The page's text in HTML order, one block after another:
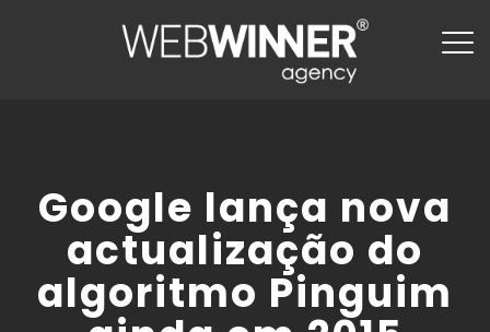
Google lança nova
actualização do
algoritmo Pinguim